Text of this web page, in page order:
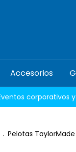
Accesorios
corporativos y
. Pelotas TaylorMade